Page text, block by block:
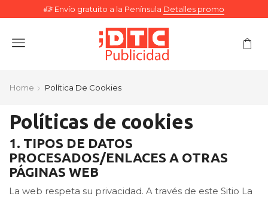
Envío gratuito a la Península Detalles promo
Menu
Home Política De Cookies
Políticas de cookies
1. TIPOS DE DATOS
PROCESADOS/ENLACES A OTRAS
PÁGINAS WEB
La web respeta su privacidad. A través de este Sitio La